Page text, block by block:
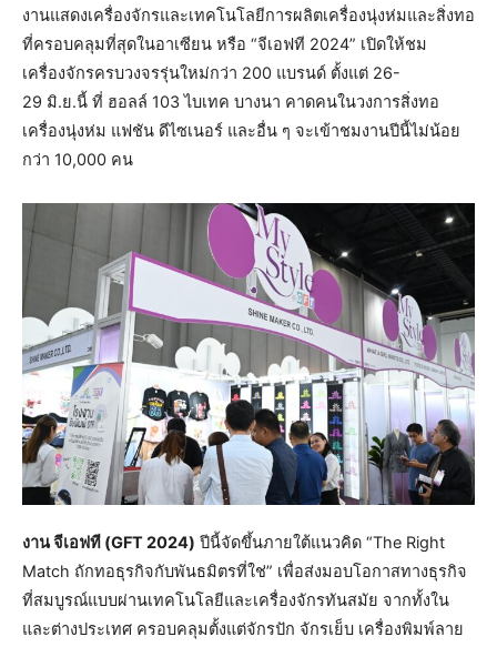
งานแสดงเครื่องจักรและเทคโนโลยีการผลิตเครื่องนุ่งห่มและสิ่งทอ
ที่ครอบคลุมที่สุดในอาเซียน หรือ “จีเอฟที 2024” เปิดให้ชม
เครื่องจักรครบวงจรรุ่นใหม่กว่า 200 แบรนด์ ตั้งแต่ 26-
29 มิ.ย.นี้ ที่ ฮอลล์ 103 ไบเทค บางนา คาดคนในวงการสิ่งทอ
เครื่องนุ่งห่ม แฟชัน ดีไซเนอร์ และอื่น ๆ จะเข้าชมงานปีนี้ไม่น้อย
กว่า 10,000 คน
งาน จีเอฟที (GFT 2024) ปีนี้จัดขึ้นภายใต้แนวคิด “The Right
Match ถักทอธุรกิจกับพันธมิตรที่ใช่” เพื่อส่งมอบโอกาสทางธุรกิจ
ที่สมบูรณ์แบบผ่านเทคโนโลยีและเครื่องจักรทันสมัย จากทั้งใน
และต่างประเทศ ครอบคลุมตั้งแต่จักรปัก จักรเย็บ เครื่องพิมพ์ลาย